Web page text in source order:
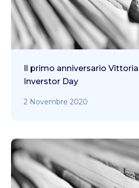
Il primo anniversario
Inverstor Day
2 Novembre 2020